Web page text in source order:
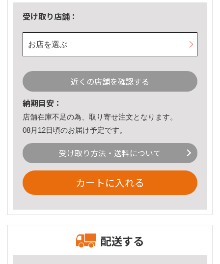
受け取り店舗：
お店を選ぶ
近くの店舗を確認する
納期目安：
店舗在庫不足の為、取り寄せ注文となります。
08月12日頃のお届け予定です。
受け取り方法・送料について
カートに入れる
配送する